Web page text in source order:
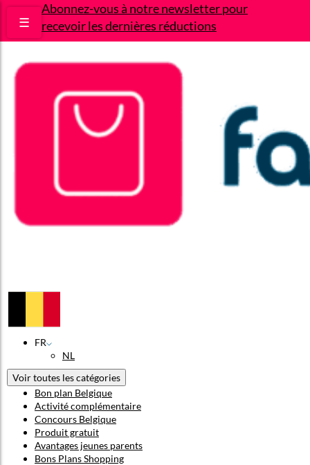
Abonnez-vous à notre newsletter pour
recevoir les dernières réductions
☰
FR
NL
Voir toutes les catégories
Bon plan Belgique
Activité complémentaire
Concours Belgique
Produit gratuit
Avantages jeunes parents
Bons Plans Shopping